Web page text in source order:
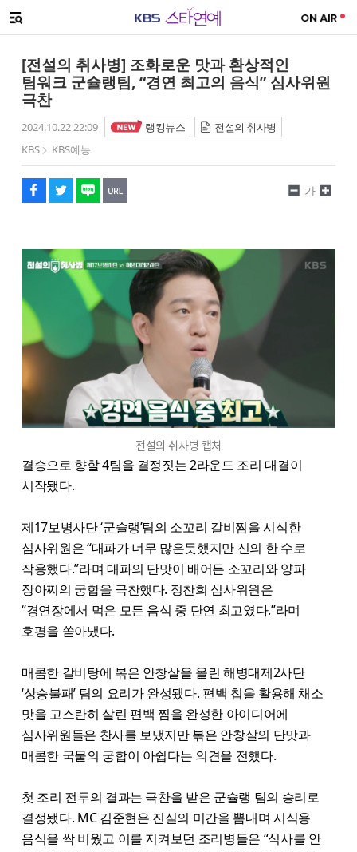
메뉴 열기
[전설의 취사병] 조화로운 맛과 환상적인
팀워크 군슐랭팀, “경연 최고의 음식” 심사위원
극찬
2024.10.22 22:09 랭킹뉴스
전설의 취사병
KBS
KBS예능
페이스북
트위터
네이버
URL복사
글씨 작게보기
가
글씨 크게보기
전설의 취사병 캡처
결승으로 향할 4팀을 결정짓는 2라운드 조리 대결이
시작됐다.
제17보병사단 ‘군슐랭’팀의 소꼬리 갈비찜을 시식한
심사위원은 “대파가 너무 많은듯했지만 신의 한 수로
작용했다.”라며 대파의 단맛이 배어든 소꼬리와 양파
장아찌의 궁합을 극찬했다. 정찬희 심사위원은
“경연장에서 먹은 모든 음식 중 단연 최고였다.”라며
호평을 쏟아냈다.
매콤한 갈비탕에 볶은 안창살을 올린 해병대제2사단
‘상승불패’ 팀의 요리가 완성됐다. 편백 칩을 활용해 채소
맛을 고스란히 살린 편백 찜을 완성한 아이디어에
심사위원들은 찬사를 보냈지만 볶은 안창살의 단맛과
매콤한 국물의 궁합이 아쉽다는 의견을 전했다.
첫 조리 전투의 결과는 극찬을 받은 군슐랭 팀의 승리로
결정됐다. MC 김준현은 진실의 미간을 뽐내며 시식용
음식을 싹 비웠고 이를 지켜보던 조리병들은 “식사를 안